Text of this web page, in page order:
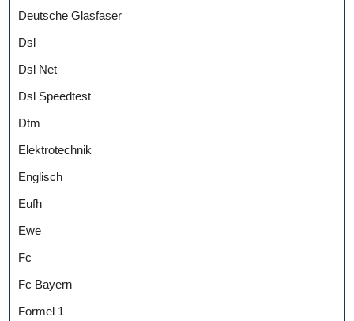
Deutsche Glasfaser
Dsl
Dsl Net
Dsl Speedtest
Dtm
Elektrotechnik
Englisch
Eufh
Ewe
Fc
Fc Bayern
Formel 1